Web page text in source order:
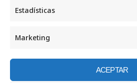
Estadísticas
Marketing
ACEPTAR
Correo: luggcentrosocial @
©2026 Centro social